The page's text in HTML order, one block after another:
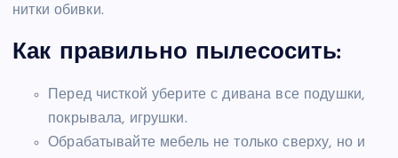
нитки обивки.
Как правильно пылесосить:
Перед чисткой уберите с дивана все подушки,
покрывала, игрушки.
Обрабатывайте мебель не только сверху, но и